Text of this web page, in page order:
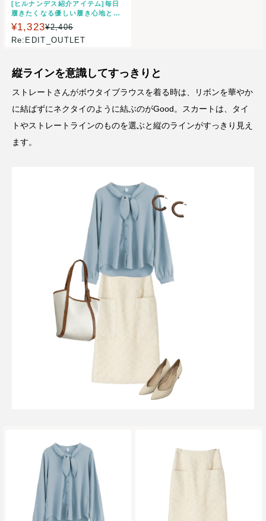
[ヒルナンデス紹介アイテム]毎日
履きたくなる優しい履き心地と美
脚メイク力 XS-4Lサイズ 2層クッ
ションソールポインテッドトゥパ
ンプス 歩きやすい 痛くなりにく
¥1,323¥2,406
Re:EDIT_OUTLET
縦ラインを意識してすっきりと
ストレートさんがボウタイブラウスを着る時は、リボンを華やか
に結ばずにネクタイのように結ぶのがGood。スカートは、タイ
トやストレートラインのものを選ぶと縦のラインがすっきり見え
ます。